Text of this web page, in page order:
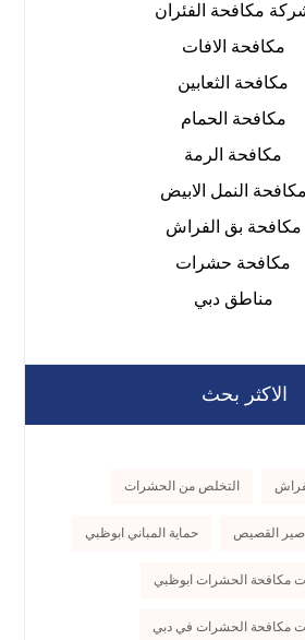
مكافحة الفئران
مكافحة الافات
مكافحة الثعابين
مكافحة الحمام
مكافحة الرمة
مكافحة النمل الابيض
مكافحة بق الفراش
مكافحة حشرات
مناطق دبي
الاكثر بحث
التخلص من الحشرات
القصيص حماية المباني ابوظبي
مكافحة الحشرات ابوظبي
مكافحة الحشرات في دبي